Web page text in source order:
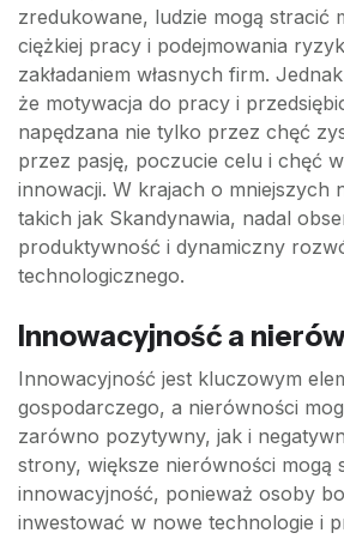
zredukowane, ludzie mogą stracić
ciężkiej pracy i podejmowania
zakładaniem własnych firm.
że motywacja do pracy i
napędzana nie tylko przez chęć
przez pasję, poczucie celu i chęć
innowacji. W krajach o mniejszych
takich jak Skandynawia, nadal
produktywność i dynamiczny
technologicznego.
Innowacyjność a
Innowacyjność jest kluczowym
gospodarczego, a nierówności
zarówno pozytywny, jak i
strony, większe nierówności mogą
innowacyjność, ponieważ osoby
inwestować w nowe technologie i